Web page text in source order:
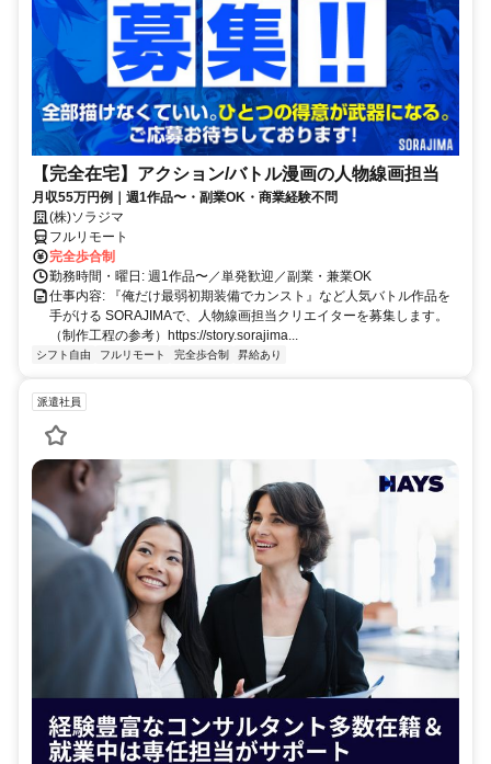
【完全在宅】アクション/バトル漫画の人物線画担当
月収55万円例｜週1作品〜・副業OK・商業経験不問
(株)ソラジマ
フルリモート
完全歩合制
勤務時間・曜日: 週1作品〜／単発歓迎／副業・兼業OK
仕事内容: 『俺だけ最弱初期装備でカンスト』など人気バトル作品を
手がける SORAJIMAで、人物線画担当クリエイターを募集します。
（制作工程の参考）https://story.sorajima...
シフト自由 フルリモート 完全歩合制 昇給あり
派遣社員